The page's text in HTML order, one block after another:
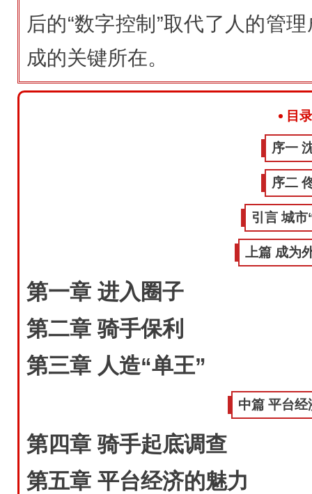
后的“数字控制”取代了人的管
成的关键所在。
目录
序一
序二
引言 城市
上篇 成为
第一章 进入圈子
第二章 骑手保利
第三章 人造“单王”
中篇 平台经
第四章 骑手起底调查
第五章 平台经济的魅力